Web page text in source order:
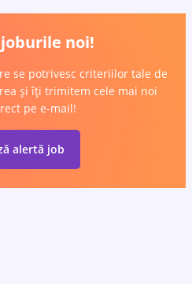
noi!
se potrivesc criteriilor tale de
și îți trimitem cele mai noi
pe e-mail!
alertă job